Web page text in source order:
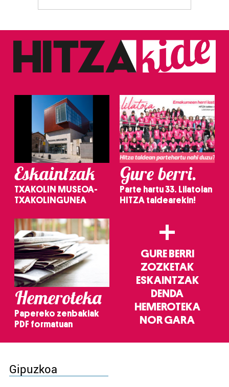
Eskaintzak
TXAKOLIN MUSEOA-
TXAKOLINGUNEA
Gure berri.
Parte hartu 33. Lilatoian
HITZA taldearekin!
Hemeroteka
Papereko zenbakiak
PDF formatuan
+
GURE BERRI
ZOZKETAK
ESKAINTZAK
DENDA
HEMEROTEKA
NOR GARA
Gipuzkoa